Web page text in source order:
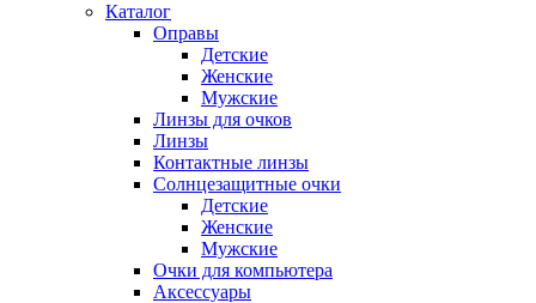
Каталог
Оправы
Детские
Женские
Мужские
Линзы для очков
Линзы
Контактные линзы
Солнцезащитные очки
Детские
Женские
Мужские
Очки для компьютера
Аксессуары